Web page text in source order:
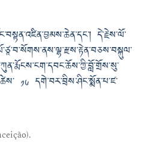
དེ་རྗེས་ལོ་
༡༦ དགེ་བར་བྲིས་ཤིང་སྨོན་པ་ཛ་